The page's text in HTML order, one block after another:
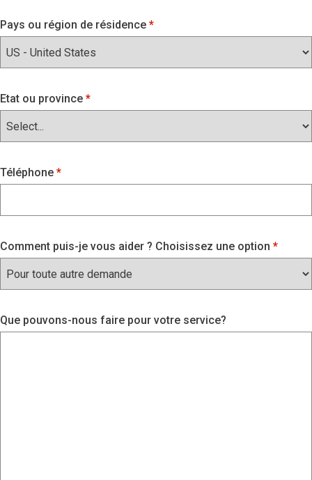
Pays ou région de résidence
Etat ou province
Téléphone
Comment puis-je vous aider ? Choisissez une option
Que pouvons-nous faire pour votre service?